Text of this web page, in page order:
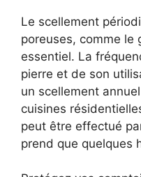
Le scellement
poreuses, comme le
essentiel. La
pierre et de son
un scellement
cuisines
peut être effectué
prend que quelques